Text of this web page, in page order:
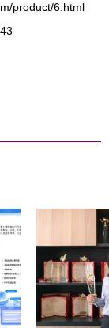
product/6.html